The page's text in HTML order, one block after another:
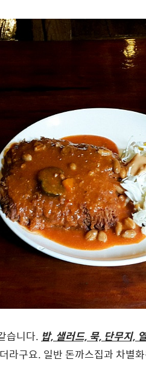
습니다. 밥, 샐러드, 묵, 단무지,
라구요. 일반 돈까스집과 차별